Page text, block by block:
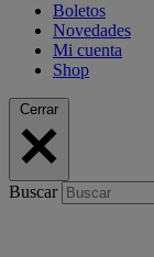
Boletos
Novedades
Mi cuenta
Shop
Cerrar
Buscar